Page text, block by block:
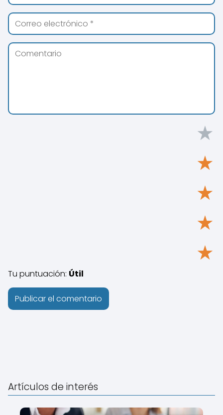
★
★
★
★
★
Tu puntuación: Útil
Artículos de interés